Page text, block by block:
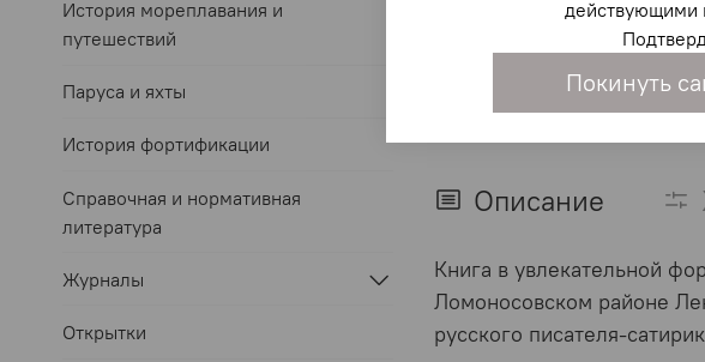
Описание
Книга в увлекательной
Ломоносовском районе
русского писателя-
История мореплавания и
путешествий
Паруса и яхты
История фортификации
Справочная и нормативная
литература
Журналы
Открытки
действующими
Покинуть